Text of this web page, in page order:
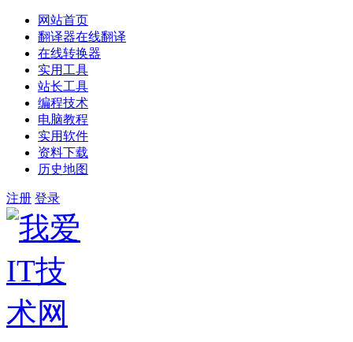
网站首页
翻译器在线翻译
在线转换器
实用工具
站长工具
编程技术
电脑教程
实用软件
资料下载
历史地图
注册 登录